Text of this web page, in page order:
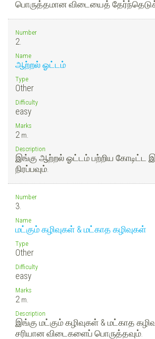
பொருத்தமான விடையைத்
Number
2.
Name
ஆற்றல் ஓட்டம்
Type
Other
Difficulty
easy
Marks
2 m.
Description
இங்கு ஆற்றல் ஓட்டம் பற்றிய
நிரப்பவும்.
Number
3.
Name
மட்கும் கழிவுகள் & மட்காத கழிவுகள்
Type
Other
Difficulty
easy
Marks
2 m.
Description
இங்கு மட்கும் கழிவுகள் & மட்காத
சரியான விடைகளைப் பொருத்தவும்.